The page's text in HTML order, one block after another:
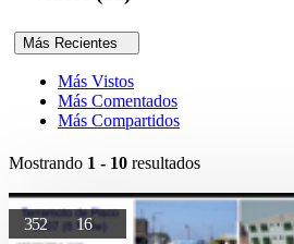
Más Recientes
Más Vistos
Más Comentados
Más Compartidos
Mostrando 1 - 10 resultados
35216